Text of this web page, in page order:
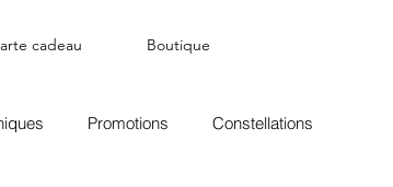
cadeau Boutique
Promotions Constellations